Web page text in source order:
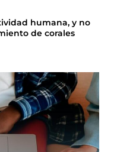
humana, y no
de corales